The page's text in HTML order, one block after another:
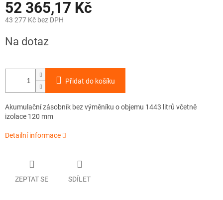
52 365,17 Kč
43 277 Kč bez DPH
cena:
Na dotaz
Přidat do košíku
Akumulační zásobník bez výměníku o objemu 1443 litrů včetně
izolace 120 mm
Detailní informace
ZEPTAT SE SDÍLET